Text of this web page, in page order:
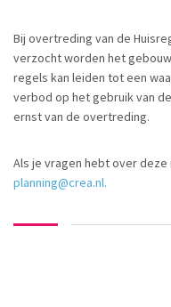
Bij overtreding van de
verzocht worden het
regels kan leiden tot een
verbod op het gebruik van
ernst van de overtreding.
Als je vragen hebt over
planning@crea.nl.